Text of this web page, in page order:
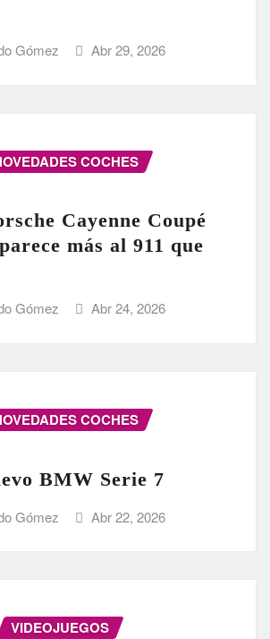
Gómez Abr 29, 2026
COCHES
Cayenne Coupé
más al 911 que
Gómez Abr 24, 2026
COCHES
BMW Serie 7
Gómez Abr 22, 2026
VIDEOJUEGOS